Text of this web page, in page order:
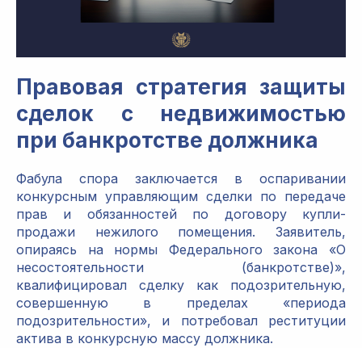
Правовая стратегия защиты
сделок с недвижимостью
при банкротстве должника
Фабула спора заключается в оспаривании
конкурсным управляющим сделки по передаче
прав и обязанностей по договору купли-
продажи нежилого помещения. Заявитель,
опираясь на нормы Федерального закона «О
несостоятельности (банкротстве)»,
квалифицировал сделку как подозрительную,
совершенную в пределах «периода
подозрительности», и потребовал реституции
актива в конкурсную массу должника.